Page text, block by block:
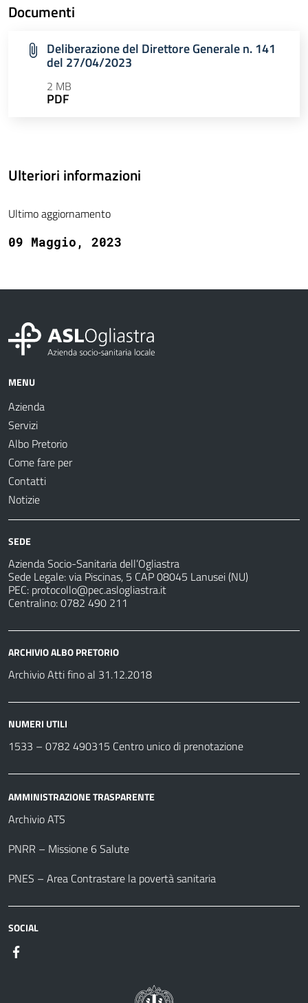
Documenti
Deliberazione del Direttore Generale n. 141
del 27/04/2023
2 MB
PDF
Ulteriori informazioni
Ultimo aggiornamento
09 Maggio, 2023
MENU
Azienda
Servizi
Albo Pretorio
Come fare per
Contatti
Notizie
SEDE
Azienda Socio-Sanitaria dell’Ogliastra
Sede Legale: via Piscinas, 5 CAP 08045 Lanusei (NU)
PEC: protocollo@pec.aslogliastra.it
Centralino: 0782 490 211
ARCHIVIO ALBO PRETORIO
Archivio Atti fino al 31.12.2018
NUMERI UTILI
1533 – 0782 490315 Centro unico di prenotazione
AMMINISTRAZIONE TRASPARENTE
Archivio ATS
PNRR – Missione 6 Salute
PNES – Area Contrastare la povertà sanitaria
SOCIAL